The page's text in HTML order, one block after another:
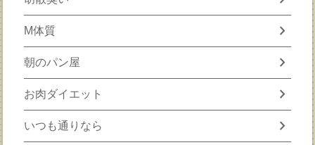
M体質 chevron_right
朝のパン屋 chevron_right
お肉ダイエット chevron_right
いつも通りなら chevron_right